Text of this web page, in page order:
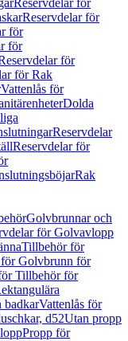
Reservdelar för
Reservdelar för
för
för
för
för Rak
Vattenlås för
Dolda
Reservdelar
Reservdelar för
Rak
Golvbrunnar och
för Golvavlopp
Tillbehör för
för Golvbrunn för
Tillbehör för
badkarVattenlås för
d52Utan propp
Propp för